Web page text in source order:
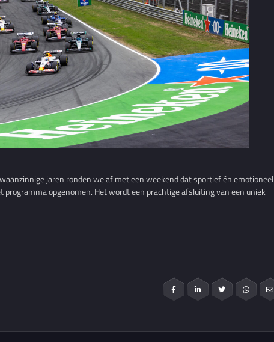
jaren ronden we af met een weekend dat sportief én emotioneel
opgenomen. Het wordt een prachtige afsluiting van een uniek